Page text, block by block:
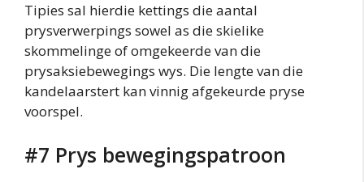
Tipies sal hierdie kettings die aantal
prysverwerpings sowel as die skielike
skommelinge of omgekeerde van die
prysaksiebewegings wys. Die lengte van die
kandelaarstert kan vinnig afgekeurde pryse
voorspel.
#7 Prys bewegingspatroon